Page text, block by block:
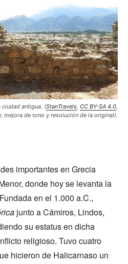
ciudad antigua. (StanTravels, CC BY-SA 4.0,
mejora de tono y resolución de la original).
importantes en Grecia
donde hoy se levanta la
en el 1.000 a.C.,
junto a Cámiros, Lindos,
su estatus en dicha
religioso. Tuvo cuatro
hicieron de Halicarnaso un